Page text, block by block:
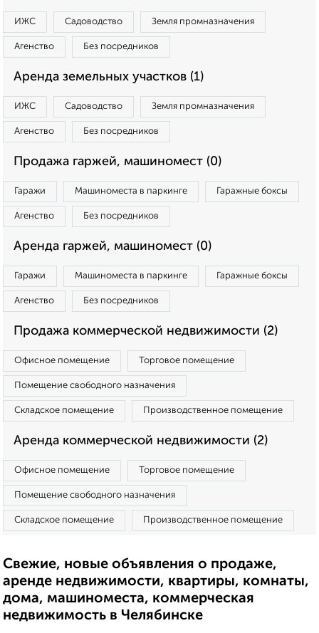
ИЖС Садоводство Земля промназначения
Агенство Без посредников
Аренда земельных участков (1)
ИЖС Садоводство Земля промназначения
Агенство Без посредников
Продажа гаржей, машиномест (0)
Гаражи Машиноместа в паркинге Гаражные боксы
Агенство Без посредников
Аренда гаржей, машиномест (0)
Гаражи Машиноместа в паркинге Гаражные боксы
Агенство Без посредников
Продажа коммерческой недвижимости (2)
Офисное помещение Торговое помещение
Помещение свободного назначения
Складское помещение Производственное помещение
Аренда коммерческой недвижимости (2)
Офисное помещение Торговое помещение
Помещение свободного назначения
Складское помещение Производственное помещение
Свежие, новые объявления о продаже,
аренде недвижимости, квартиры, комнаты,
дома, машиноместа, коммерческая
недвижимость в Челябинске